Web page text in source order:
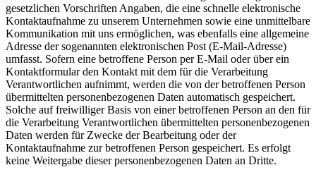
gesetzlichen Vorschriften Angaben, die eine schnelle elektronische
Kontaktaufnahme zu unserem Unternehmen sowie eine unmittelbare
Kommunikation mit uns ermöglichen, was ebenfalls eine allgemeine
Adresse der sogenannten elektronischen Post (E-Mail-Adresse)
umfasst. Sofern eine betroffene Person per E-Mail oder über ein
Kontaktformular den Kontakt mit dem für die Verarbeitung
Verantwortlichen aufnimmt, werden die von der betroffenen Person
übermittelten personenbezogenen Daten automatisch gespeichert.
Solche auf freiwilliger Basis von einer betroffenen Person an den für
die Verarbeitung Verantwortlichen übermittelten personenbezogenen
Daten werden für Zwecke der Bearbeitung oder der
Kontaktaufnahme zur betroffenen Person gespeichert. Es erfolgt
keine Weitergabe dieser personenbezogenen Daten an Dritte.